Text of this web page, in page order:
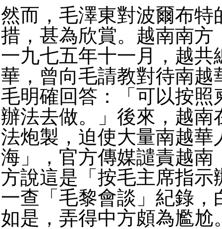
然而，毛澤東對波爾布特
措，甚為欣賞。越南南方
一九七五年十一月，越共
華，曾向毛請教對待南越
毛明確回答：「可以按照
辦法去做。」後來，越南
法炮製，迫使大量南越華
海」，官方傳媒譴責越南
方說這是「按毛主席指示
一查「毛黎會談」紀錄，
如是，弄得中方頗為尷尬